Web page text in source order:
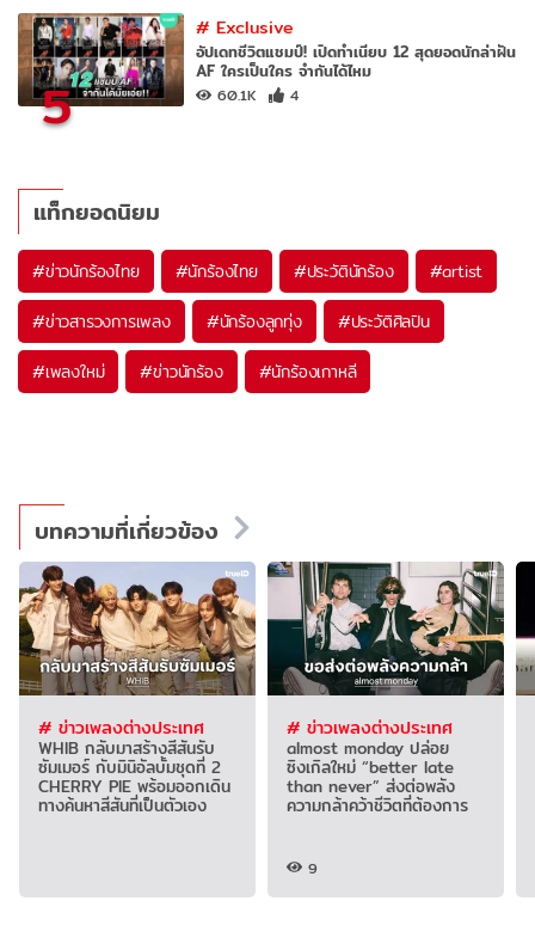
5
#Exclusive
อัปเดทชีวิตแชมป์! เปิดทำเนียบ 12 สุดยอดนักล่าฝัน
AF ใครเป็นใคร จำกันได้ไหม
60.1K 4
แท็กยอดนิยม
#ข่าวนักร้องไทย #นักร้องไทย #ประวัตินักร้อง #artist
#ข่าวสารวงการเพลง #นักร้องลูกทุ่ง #ประวัติศิลปิน
#เพลงใหม่ #ข่าวนักร้อง #นักร้องเกาหลี
บทความที่เกี่ยวข้อง
# ข่าวเพลงต่างประเทศ
WHIB กลับมาสร้างสีสันรับ
ซัมเมอร์ กับมินิอัลบั้มชุดที่ 2
CHERRY PIE พร้อมออกเดิน
ทางค้นหาสีสันที่เป็นตัวเอง
# ข่าวเพลงต่างประเทศ
almost monday ปล่อย
ซิงเกิลใหม่ “better late
than never” ส่งต่อพลัง
ความกล้าคว้าชีวิตที่ต้องการ
9